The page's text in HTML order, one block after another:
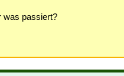
was passiert?